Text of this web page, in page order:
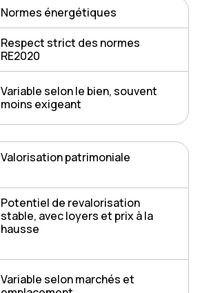
Normes énergétiques
Respect strict des normes
RE2020
Variable selon le bien, souvent
moins exigeant
Valorisation patrimoniale
Potentiel de revalorisation
stable, avec loyers et prix à la
hausse
Variable selon marchés et